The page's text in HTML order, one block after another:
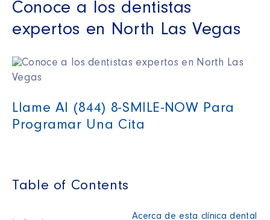
Conoce a los dentistas
expertos en North Las Vegas
Llame Al (844) 8-SMILE-NOW Para
Programar Una Cita
Table of Contents
Acerca de esta clínica dental